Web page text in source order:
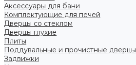
Аксессуары для бани
Комплектующие для печей
Дверцы со стеклом
Дверцы глухие
Плиты
Поддувальные и прочистные дверцы
Задвижки